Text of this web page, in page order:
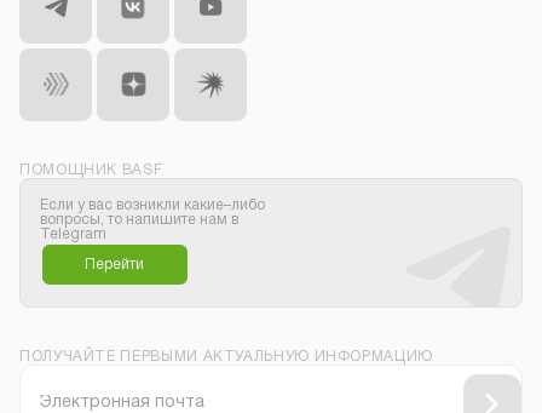
ПОМОЩНИК BASF
Если у вас возникли какие–либо
вопросы, то напишите нам в
Telegram
Перейти
ПОЛУЧАЙТЕ ПЕРВЫМИ АКТУАЛЬНУЮ ИНФОРМАЦИЮ